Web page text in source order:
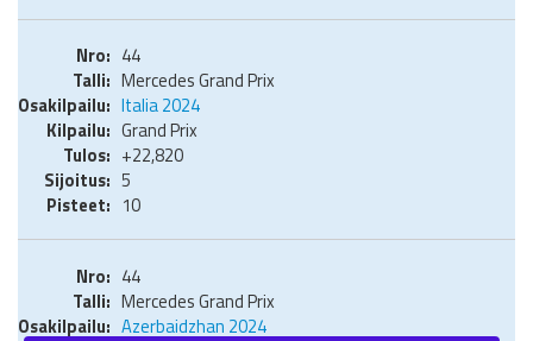
44
Mercedes Grand Prix
Italia 2024
Grand Prix
+22,820
5
10
44
Mercedes Grand Prix
Azerbaidzhan 2024